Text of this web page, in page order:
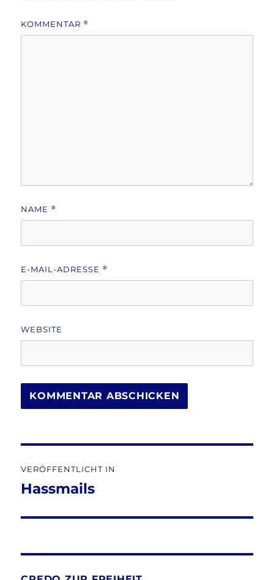
KOMMENTAR *
NAME *
E-MAIL-ADRESSE *
WEBSITE
VERÖFFENTLICHT IN
Hassmails